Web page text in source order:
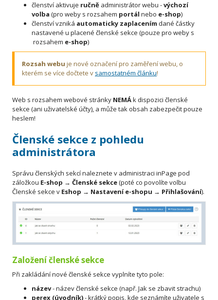
členství aktivuje ručně administrátor webu -výchozí
volba (pro weby s rozsahem portál nebo e-shop)
členství vzniká automaticky zaplacením dané částky
nastavené u placené členské sekce (pouze pro weby s
rozsahem e-shop)
Rozsah webu je nové označení pro zaměření webu, o
kterém se více dočtete v samostatném článku!
Web s rozsahem webové stránky NEMÁk dispozici členské
sekce (ani uživatelské účty), a může tak obsah zabezpečit pouze
heslem!
Členské sekce z pohledu
administrátora
Správu členských sekcí naleznete v administraci inPage pod
záložkou E-shop → Členské sekce(poté co povolíte volbu
Členské sekce v Eshop → Nastavení e-shopu → Přihlašování).
Založení členské sekce
Při zakládání nové členské sekce vyplníte tyto pole:
název- název členské sekce (např. Jak se zbavit strachu)
perex (úvodník)- krátký popis, kde seznámíte uživatele s